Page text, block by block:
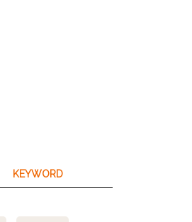
KEYWORD